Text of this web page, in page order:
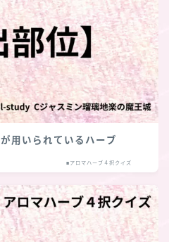
用いられているハーブ
■アロマハーブ４択クイズ